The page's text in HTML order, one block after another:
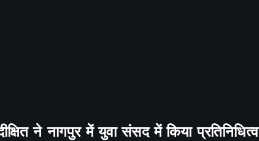
ने नागपुर में युवा संसद में किया प्रतिनिधित्व